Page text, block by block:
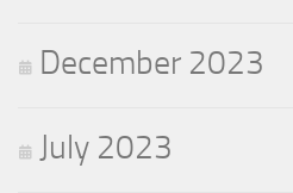
December 2023
July 2023